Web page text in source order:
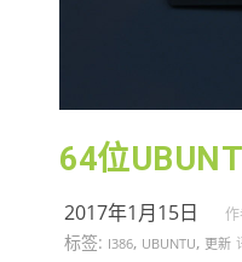
2017年1月15日 作
标签: I386, UBUNTU, 更新